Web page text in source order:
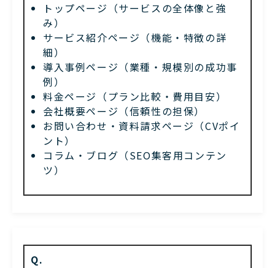
トップページ（サービスの全体像と強
み）
サービス紹介ページ（機能・特徴の詳
細）
導入事例ページ（業種・規模別の成功事
例）
料金ページ（プラン比較・費用目安）
会社概要ページ（信頼性の担保）
お問い合わせ・資料請求ページ（CVポイ
ント）
コラム・ブログ（SEO集客用コンテン
ツ）
Q.